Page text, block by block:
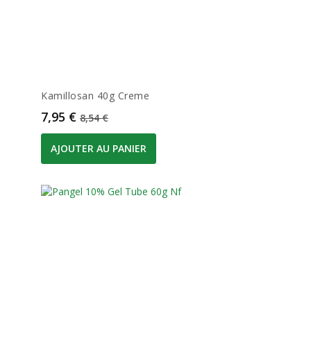
Kamillosan 40g Creme
Prix
7,95 € Prix de base
8,54 €
AJOUTER AU PANIER